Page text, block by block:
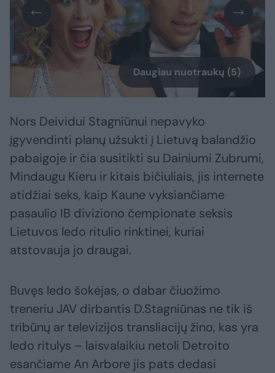
Daugiau nuotraukų (5)
Nors Deividui Stagniūnui nepavyko
įgyvendinti planų užsukti į Lietuvą balandžio
pabaigoje ir čia susitikti su Dainiumi Zubrumi,
Mindaugu Kieru ir kitais bičiuliais, jis internete
atidžiai seks, kaip Kaune vyksiančiame
pasaulio IB diviziono čempionate seksis
Lietuvos ledo ritulio rinktinei, kuriai
atstovauja jo draugai.
Buvęs ledo šokėjas, o dabar čiuožimo
treneriu JAV dirbantis D.Stagniūnas ne tik iš
tribūnų ar televizijos transliacijų žino, kas yra
ledo ritulys – laisvalaikiu netoli Detroito
esančiame An Arbore jis pats dedasi